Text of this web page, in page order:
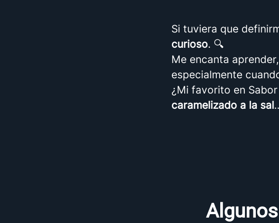
Si tuviera que
curioso. 🔍
Me encanta
especialmente
¿Mi favorito en
caramelizado a la sal